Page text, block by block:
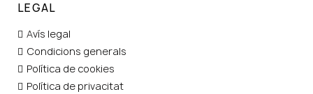
LEGAL
Avís legal
Condicions generals
Política de cookies
Política de privacitat